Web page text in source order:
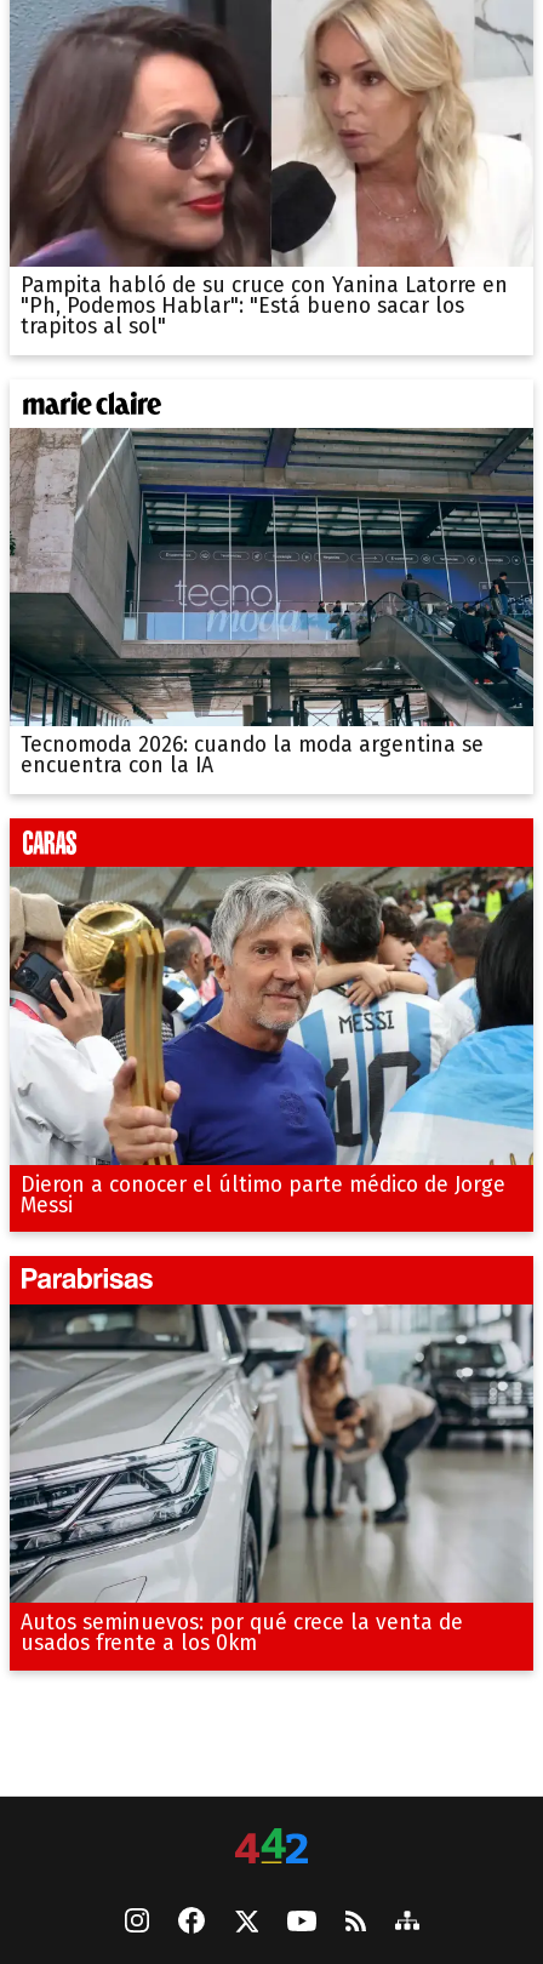
Pampita habló de su cruce con Yanina Latorre en
"Ph, Podemos Hablar": "Está bueno sacar los
trapitos al sol"
Tecnomoda 2026: cuando la moda argentina se
encuentra con la IA
Dieron a conocer el último parte médico de Jorge
Messi
Autos seminuevos: por qué crece la venta de
usados frente a los 0km